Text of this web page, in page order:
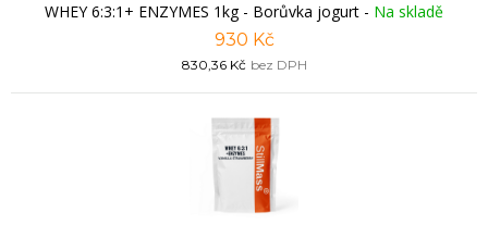
WHEY 6:3:1+ ENZYMES 1kg - Borůvka jogurt - Na skladě
930 Kč
830,36 Kč bez DPH